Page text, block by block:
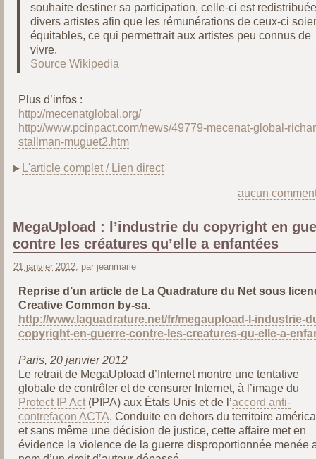
souhaite destiner sa participation, celle-ci est
divers artistes afin que les rémunérations de ceux-ci
équitables, ce qui permettrait aux artistes peu connus de
vivre.
Source Wikipedia
Plus d’infos :
http://mecenatglobal.org/
http://www.pcinpact.com/news/49779-mecenat-global-
stallman-muguet2.htm
L'article complet / Lien direct
aucun
MegaUpload : l’industrie du copyright en
contre les créatures qu’elle a enfantées
21 janvier 2012, par jeanmarie
Reprise d’un article de La Quadrature du Net sous
Creative Common by-sa.
http://www.laquadrature.net/fr/megaupload-l-industrie-
copyright-en-guerre-contre-les-creatures-qu-elle-a-
Paris, 20 janvier 2012
Le retrait de MegaUpload d’Internet montre une tentative
globale de contrôler et de censurer Internet, à l’image du
Protect IP Act(PIPA) aux États Unis et de l’accord anti-
contrefaçon ACTA. Conduite en dehors du territoire
et sans même une décision de justice, cette affaire met en
évidence la violence de la guerre disproportionnée menée